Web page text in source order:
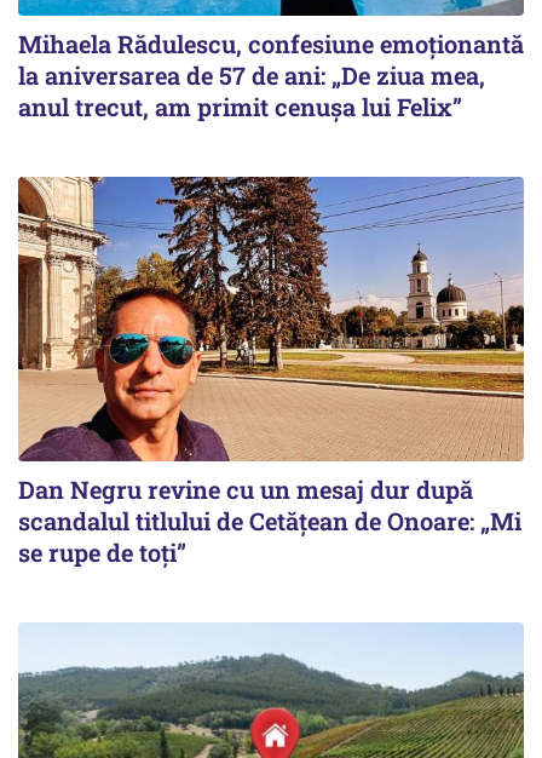
Mihaela Rădulescu, confesiune emoționantă
la aniversarea de 57 de ani: „De ziua mea,
anul trecut, am primit cenușa lui Felix”
Dan Negru revine cu un mesaj dur după
scandalul titlului de Cetățean de Onoare: „Mi
se rupe de toți”